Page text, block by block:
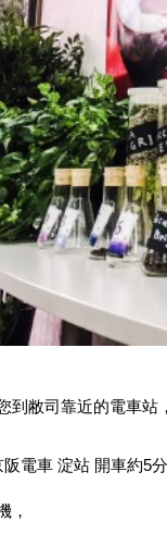
到敝司靠近的電車站
阪電車 淀站 開車約5
，